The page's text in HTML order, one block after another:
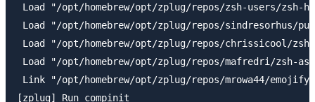
Load "/opt/homebrew/opt/zplug/repos/zsh-users/
Load "/opt/homebrew/opt/zplug/repos/sindresorhus/
Load "/opt/homebrew/opt/zplug/repos/chrissicool/
Load "/opt/homebrew/opt/zplug/repos/mafredri/zsh-
Link "/opt/homebrew/opt/zplug/repos/mrowa44/